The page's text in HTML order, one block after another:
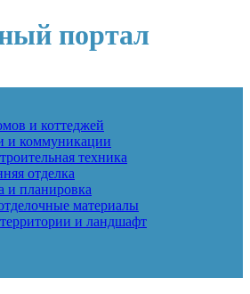
портал
и коттеджей
и коммуникации
техника
отделка
и планировка
материалы
и ландшафт